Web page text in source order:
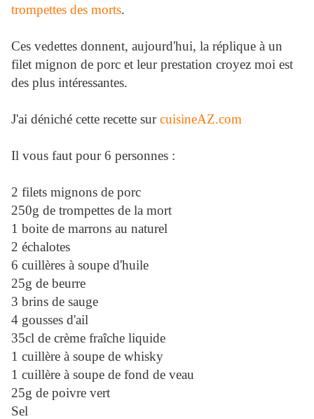
trompettes des morts.
Ces vedettes donnent, aujourd'hui, la réplique à un
filet mignon de porc et leur prestation croyez moi est
des plus intéressantes.
J'ai déniché cette recette surcuisineAZ.com
Il vous faut pour 6 personnes :
2 filets mignons de porc
250g de trompettes de la mort
1 boite de marrons au naturel
2 échalotes
6 cuillères à soupe d'huile
25g de beurre
3 brins de sauge
4 gousses d'ail
35cl de crème fraîche liquide
1 cuillère à soupe de whisky
1 cuillère à soupe de fond de veau
25g de poivre vert
Sel